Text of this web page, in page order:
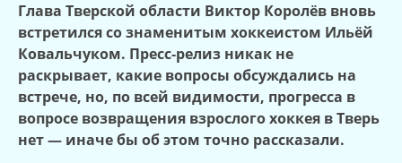
Глава Тверской области Виктор Королёв вновь
встретился со знаменитым хоккеистом Ильёй
Ковальчуком. Пресс‑релиз никак не
раскрывает, какие вопросы обсуждались на
встрече, но, по всей видимости, прогресса в
вопросе возвращения взрослого хоккея в Тверь
нет — иначе бы об этом точно рассказали.